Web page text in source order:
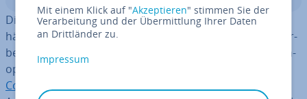
Die fort­schrei­ten­de Di­gi­ta­li­sie­runghat die Kräf­te­ver­
hält­nis­se in vielen Branchen kräftig durch­ein­an­der­ge­wir­
belt. Wurden On­line­händ­ler zu Beginn noch als Ni­schen­
op­ti­on für Computer-Nerds abgetan, hat der
Commerce
Mit einem Klick auf "Akzeptieren" stimmen Sie der
Verarbeitung und der Übermittlung Ihrer Daten
an Drittländer zu.
Impressum